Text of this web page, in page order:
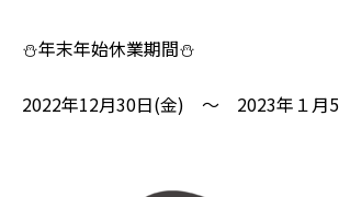
⛄年末年始休業期間⛄
2022年12月30日(金) ～ 2023年１月